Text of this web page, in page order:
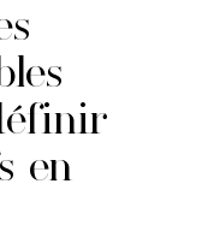
en